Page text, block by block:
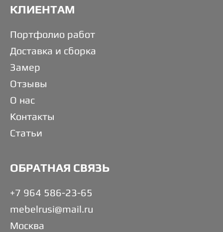
КЛИЕНТАМ
Портфолио работ
Доставка и сборка
Замер
Отзывы
О нас
Контакты
Статьи
ОБРАТНАЯ СВЯЗЬ
+7 964 586-23-65
mebelrusi@mail.ru
Москва